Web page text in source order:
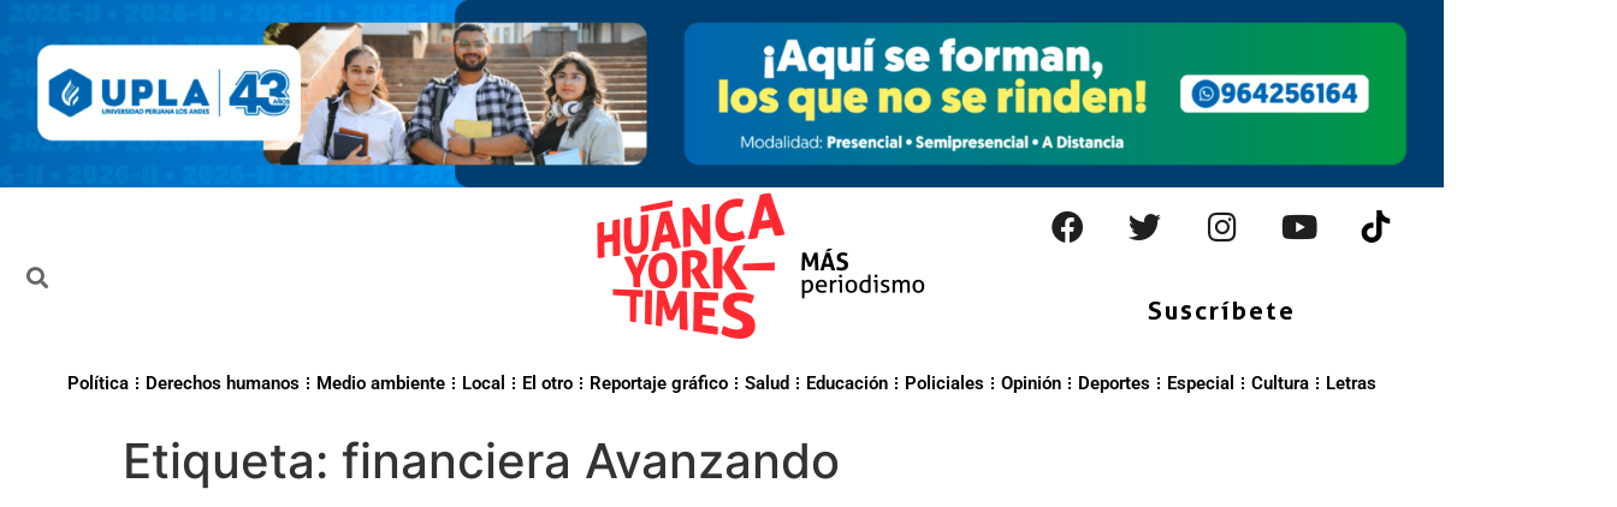
Suscríbete
Política Derechos humanos Medio ambiente Local El otro Reportaje gráfico Salud Educación Policiales Opinión Deportes Especial Cultura Letras
Etiqueta: financiera Avanzando